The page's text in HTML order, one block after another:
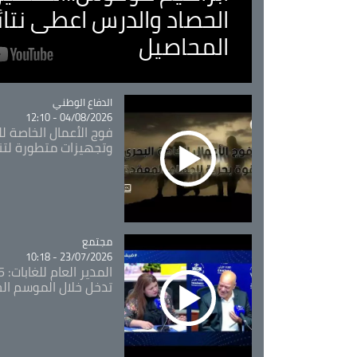
الحصاد والدرس اعطى
المحاصيل
Catégorie
الدفاع الوطني
04/08/2026 - 12:10
فوج الأعمال الخاصة
وتجهيزات متطورة
Catégorie
مجتمع
23/07/2026 - 10:18
تدخل خلال الموسم